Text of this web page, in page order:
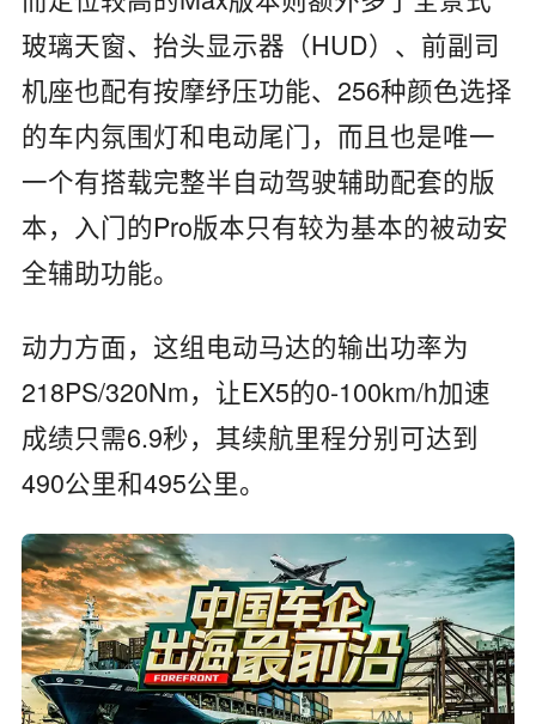
玻璃天窗、抬头显示器（HUD）、前副司
机座也配有按摩纾压功能、256种颜色选择
的车内氛围灯和电动尾门，而且也是唯一
一个有搭载完整半自动驾驶辅助配套的版
本，入门的Pro版本只有较为基本的被动安
全辅助功能。
动力方面，这组电动马达的输出功率为
218PS/320Nm，让EX5的0-100km/h加速
成绩只需6.9秒，其续航里程分别可达到
490公里和495公里。